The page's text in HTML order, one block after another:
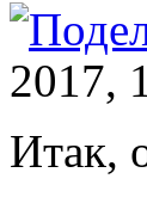
2017,
Итак,